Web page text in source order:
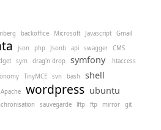
backoffice Microsoft Javascript
Gmail
json php Jsonb api swagger
CMS
sym drag'n drop symfony .htaccess
TinyMCE svn bash shell
Apache wordpress ubuntu
sauvegarde lftp ftp mirror
git